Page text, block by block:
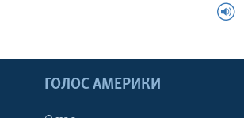
ГОЛОС АМЕРИКИ